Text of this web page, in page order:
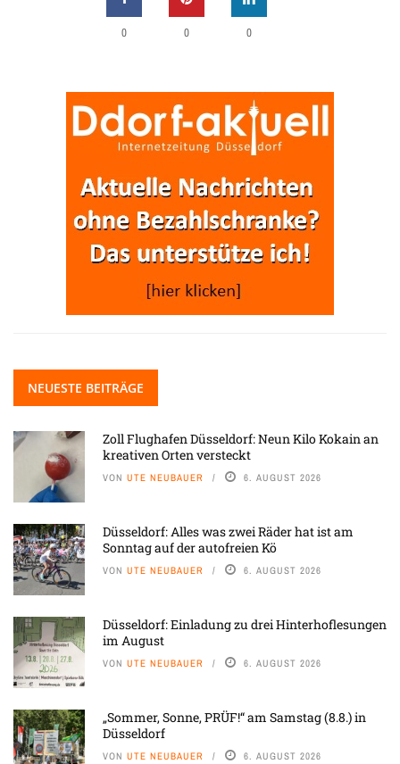
0 0 0
NEUESTE BEITRÄGE
Zoll Flughafen Düsseldorf: Neun Kilo Kokain an
kreativen Orten versteckt
VON UTE NEUBAUER 6. AUGUST 2026
Düsseldorf: Alles was zwei Räder hat ist am
Sonntag auf der autofreien Kö
VON UTE NEUBAUER 6. AUGUST 2026
Düsseldorf: Einladung zu drei Hinterhoflesungen
im August
VON UTE NEUBAUER 6. AUGUST 2026
„Sommer, Sonne, PRÜF!“ am Samstag (8.8.) in
Düsseldorf
VON UTE NEUBAUER 6. AUGUST 2026